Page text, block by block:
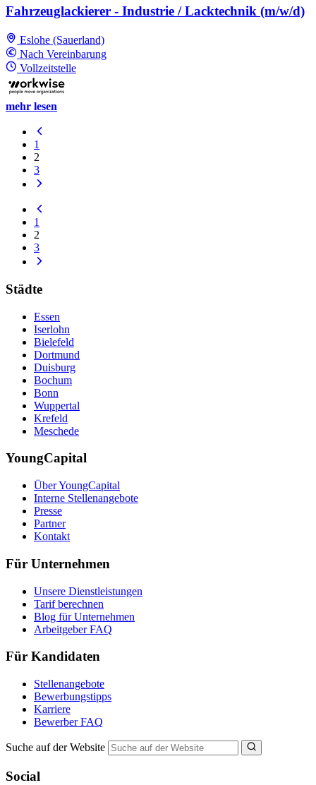
Fahrzeuglackierer - Industrie / Lacktechnik (m/w/d)
Eslohe (Sauerland)
Nach Vereinbarung
Vollzeitstelle
mehr lesen
1
2
3
1
2
3
Städte
Essen
Iserlohn
Bielefeld
Dortmund
Duisburg
Bochum
Bonn
Wuppertal
Krefeld
Meschede
YoungCapital
Über YoungCapital
Interne Stellenangebote
Presse
Partner
Kontakt
Für Unternehmen
Unsere Dienstleistungen
Tarif berechnen
Blog für Unternehmen
Arbeitgeber FAQ
Für Kandidaten
Stellenangebote
Bewerbungstipps
Karriere
Bewerber FAQ
Suche auf der Website
Social